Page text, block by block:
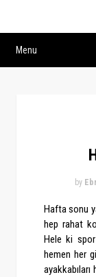
by
Hafta sonu
hep rahat
Hele ki spor
hemen her